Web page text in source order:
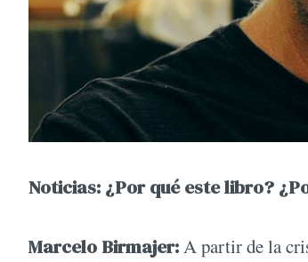
Noticias: ¿Por qué este libro?
Marcelo Birmajer:A partir de la